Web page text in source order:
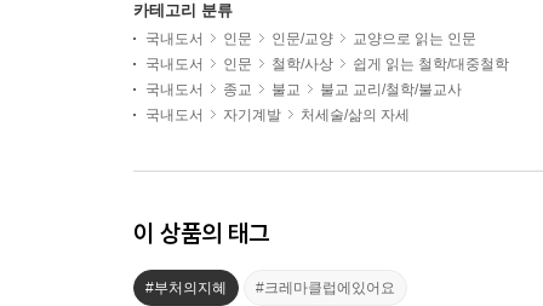
카테고리 분류
국내도서 인문 인문/교양
교양으로 읽는 인문
국내도서
인문 철학/사상
쉽게 읽는 철학/대중철학
국내도서
종교 불교
불교 교리/철학/불교사
국내도서
자기계발 처세술/삶의 자세
이 상품의 태그
#부처의지혜 #크레마클럽에있어요